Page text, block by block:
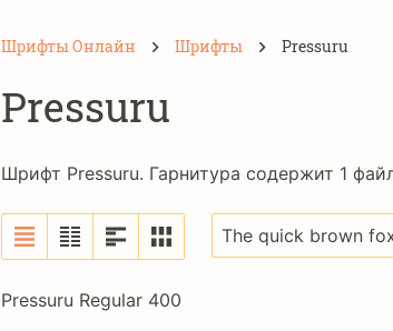
Шрифты Онлайн Шрифты Pressuru
Pressuru
Шрифт Pressuru. Гарнитура содержит 1
Pressuru Regular 400